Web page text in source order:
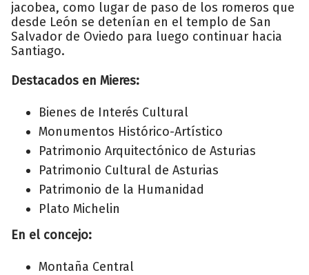
jacobea, como lugar de paso de los romeros que
desde León se detenían en el templo de San
Salvador de Oviedo para luego continuar hacia
Santiago.
Destacados en Mieres:
Bienes de Interés Cultural
Monumentos Histórico-Artístico
Patrimonio Arquitectónico de Asturias
Patrimonio Cultural de Asturias
Patrimonio de la Humanidad
Plato Michelin
En el concejo:
Montaña Central